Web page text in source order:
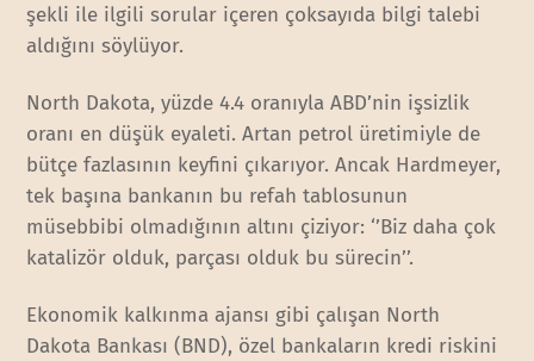
şekli ile ilgili sorular içeren çoksayıda bilgi talebi
aldığını söylüyor.
North Dakota, yüzde 4.4 oranıyla ABD’nin işsizlik
oranı en düşük eyaleti. Artan petrol üretimiyle de
bütçe fazlasının keyfini çıkarıyor. Ancak Hardmeyer,
tek başına bankanın bu refah tablosunun
müsebbibi olmadığının altını çiziyor: ‘’Biz daha çok
katalizör olduk, parçası olduk bu sürecin’’.
Ekonomik kalkınma ajansı gibi çalışan North
Dakota Bankası (BND), özel bankaların kredi riskini